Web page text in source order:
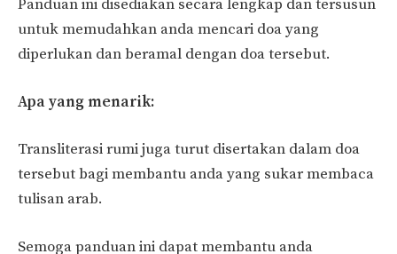
Panduan ini disediakan secara lengkap dan tersusun
untuk memudahkan anda mencari doa yang
diperlukan dan beramal dengan doa tersebut.
Apa yang menarik:
Transliterasi rumi juga turut disertakan dalam doa
tersebut bagi membantu anda yang sukar membaca
tulisan arab.
Semoga panduan ini dapat membantu anda